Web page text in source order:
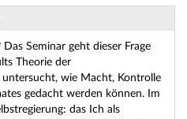
Seminar geht dieser Frage
Theorie der
wie Macht, Kontrolle
gedacht werden können. Im
das Ich als